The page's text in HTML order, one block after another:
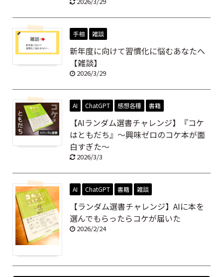
手相 雑談
新年度に向けて習慣化に悩むあなたへ
【雑談】
2026/3/29
AI ChatGPT 感想各種 書籍
【AIランダム選書チャレンジ】『コケ
はともだち』～興味ゼロのコケ本が面
白すぎた～
2026/3/3
AI ChatGPT 書籍 雑談
【ランダム選書チャレンジ】AIに本を
選んでもらったらコケが届いた
2026/2/24